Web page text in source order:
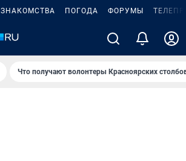
ЗНАКОМСТВА ПОГОДА ФОРУМЫ
Что получают волонтеры Красноярских